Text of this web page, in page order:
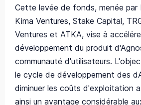
Cette levée de fonds, menée par
Kima Ventures, Stake Capital,
Ventures et ATKA, vise à
développement du produit
communauté d'utilisateurs.
le cycle de développement des
diminuer les coûts d'exploitation
ainsi un avantage considérable